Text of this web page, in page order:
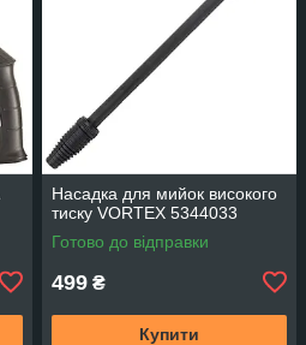
Насадка для мийок високого
тиску VORTEX 5344033
Готово до відправки
499 ₴
Купити